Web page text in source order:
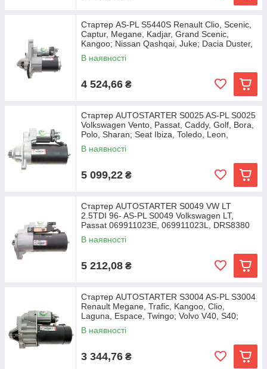
Стартер AS-PL S5440S Renault Clio, Scenic,
Captur, Megane, Kadjar, Grand Scenic,
Kangoo; Nissan Qashqai, Juke; Dacia Duster,
Logan
В наявності
4 524,66 ₴
Стартер AUTOSTARTER S0025 AS-PL S0025
Volkswagen Vento, Passat, Caddy, Golf, Bora,
Polo, Sharan; Seat Ibiza, Toledo, Leon,
В наявності
5 099,22 ₴
Стартер AUTOSTARTER S0049 VW LT
2.5TDI 96- AS-PL S0049 Volkswagen LT,
Passat 069911023E, 069911023L, DRS8380
В наявності
5 212,08 ₴
Стартер AUTOSTARTER S3004 AS-PL S3004
Renault Megane, Trafic, Kangoo, Clio,
Laguna, Espace, Twingo; Volvo V40, S40;
Mitsubishi
В наявності
3 344,76 ₴